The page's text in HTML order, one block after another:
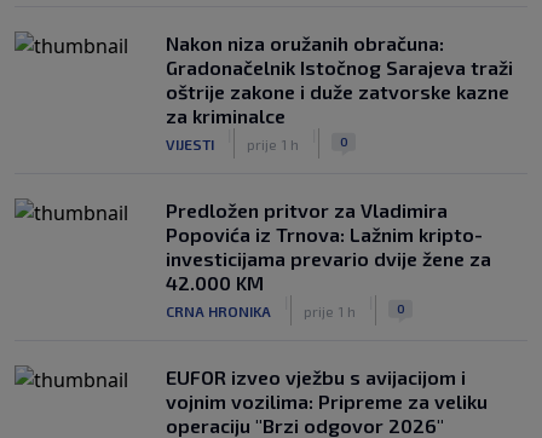
Nakon niza oružanih obračuna:
Gradonačelnik Istočnog Sarajeva traži
oštrije zakone i duže zatvorske kazne
za kriminalce
VIJESTI prije 1 h 0
Predložen pritvor za Vladimira
Popovića iz Trnova: Lažnim kripto-
investicijama prevario dvije žene za
42.000 KM
CRNA HRONIKA prije 1 h 0
EUFOR izveo vježbu s avijacijom i
vojnim vozilima: Pripreme za veliku
operaciju "Brzi odgovor 2026"